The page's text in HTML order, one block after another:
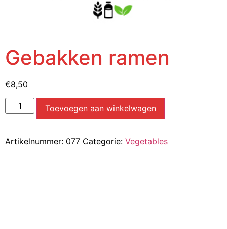
Gebakken ramen
€8,50
Toevoegen aan winkelwagen
Artikelnummer: 077 Categorie: Vegetables